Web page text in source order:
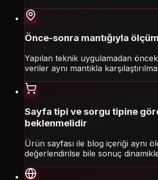
Önce-sonra mantığıyla
Yapılan teknik uygulamadan
veriler aynı mantıkla
Sayfa tipi ve sorgu tipine
beklenmelidir
Ürün sayfası ile blog içeriği aynı
değerlendirilse bile sonuç